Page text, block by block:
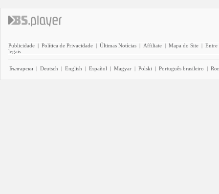
Publicidade | Política de Privacidade | Últimas Notícias | Affiliate | Mapa do Site | Entre
legais
Български | Deutsch | English | Español | Magyar | Polski | Português brasileiro |